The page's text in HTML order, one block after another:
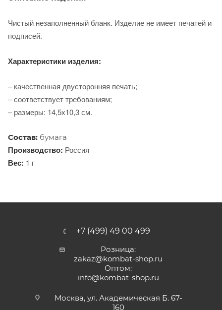
Чистый незаполненный бланк. Изделие не имеет печатей и
подписей.
Характеристики изделия:
– качественная двусторонняя печать;
– соответствует требованиям;
– размеры: 14,5х10,3 см.
Состав: бумага
Производство: Россия
Вес: 1 г
+7 (499) 49 00 499
Розница:
zakaz@kombat-shop.ru
Оптом:
info@kombat-shop.ru
Москва, ул. Академическая Б. 67-
160